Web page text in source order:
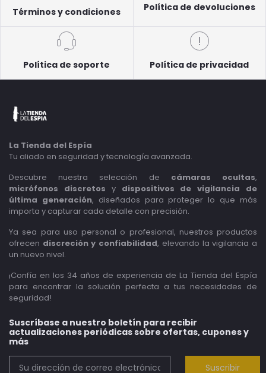
Términos y condiciones Política de devoluciones
Política de soporte Política de privacidad
La Tienda del Espía
Tu aliado en seguridad y tecnología avanzada.
Descubre nuestra selección de cámaras ocultas,
micrófonos discretos y dispositivos de vigilancia de
última generación, diseñados para proteger lo que más
importa y capturar cada detalle con precisión.
Ya sea para uso personal o profesional, nuestros productos
ofrecen discreción y confiabilidad, elevando la vigilancia a
un nuevo nivel.
¡Confía en los 34 años de experiencia de La Tienda del Espía
para encontrar la solución perfecta a tus necesidades de
seguridad!
Suscríbase a nuestro boletín para recibir
actualizaciones periódicas sobre ofertas, cupones y
más
Suscribir